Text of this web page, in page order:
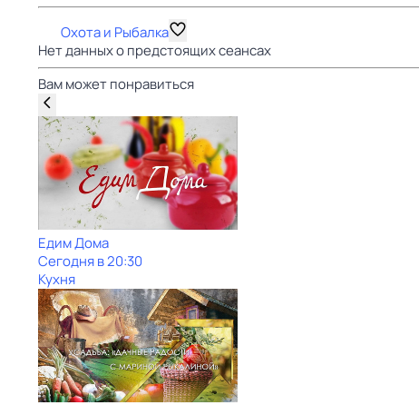
Охота и Рыбалка
Нет данных о предстоящих сеансах
Вам может понравиться
Едим Дома
Сегодня в 20:30
Кухня